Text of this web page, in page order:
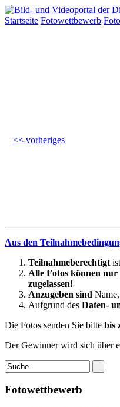
Startseite Fotowettbewerb
<< vorheriges
Aus den
Teilnahmeberechtigt
Alle Fotos können nur
zugelassen!
Anzugeben sind
Aufgrund des Daten-
Die Fotos senden Sie bitte bis
Der Gewinner wird sich über
Fotowettbewerb